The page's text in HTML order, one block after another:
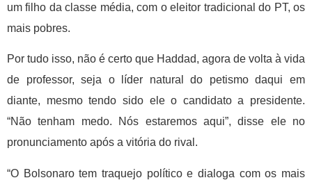
um filho da classe média, com o eleitor tradicional do PT, os
mais pobres.
Por tudo isso, não é certo que Haddad, agora de volta à vida
de professor, seja o líder natural do petismo daqui em
diante, mesmo tendo sido ele o candidato a presidente.
“Não tenham medo. Nós estaremos aqui”, disse ele no
pronunciamento após a vitória do rival.
“O Bolsonaro tem traquejo político e dialoga com os mais